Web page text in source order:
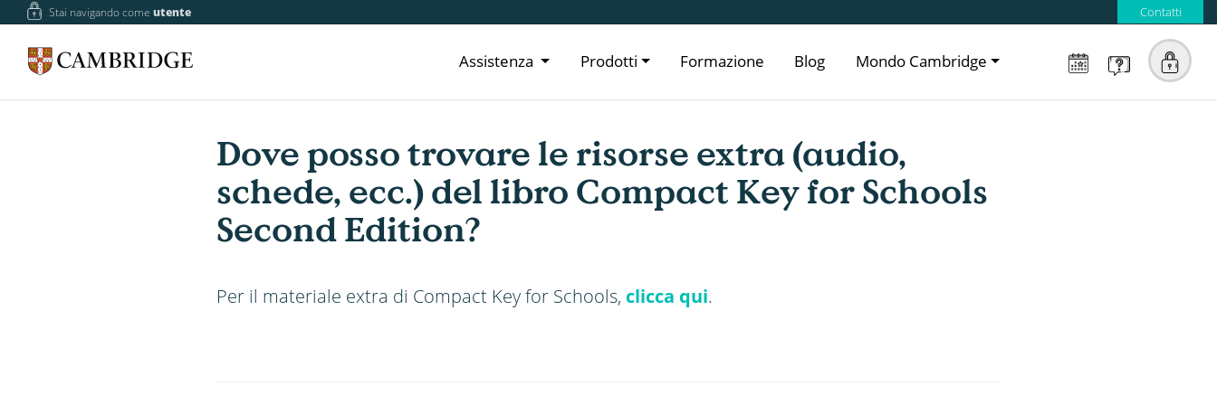
Stai navigando comeutente Contatti
Assistenza Prodotti Formazione Blog Mondo Cambridge
Dove posso trovare le risorse extra (audio,
schede, ecc.) del libro Compact Key for Schools
Second Edition?
Per il materiale extra di Compact Key for Schools, clicca qui.